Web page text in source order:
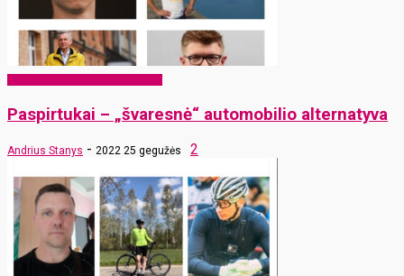
Paspirtukai – „švaresnė“ automobilio alternatyva
Andrius Stanys - 2022 25 gegužės 2